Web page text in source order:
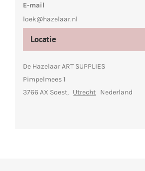
Locatie
De Hazelaar ART SUPPLIES
Pimpelmees 1
3766 AX Soest, Utrecht Nederland
E-mail
loek@hazelaar.nl